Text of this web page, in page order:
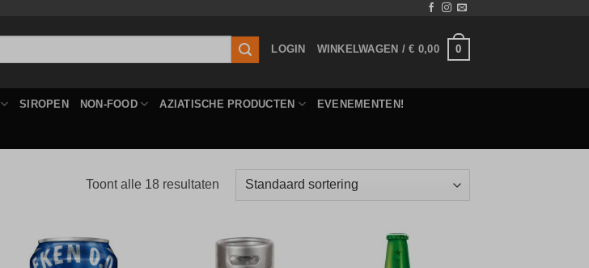
LOGIN WINKELWAGEN /€ 0,00 0
SIROPEN NON-FOOD AZIATISCHE PRODUCTEN EVENEMENTEN!
Toont alle 18 resultaten